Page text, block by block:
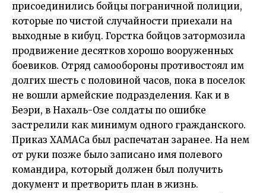
присоединились бойцы пограничной полиции,
которые по чистой случайности приехали на
выходные в кибуц. Горстка бойцов затормозила
продвижение десятков хорошо вооруженных
боевиков. Отряд самообороны противостоял им
долгих шесть с половиной часов, пока в поселок
не вошли армейские подразделения. Как и в
Беэри, в Нахаль-Озе солдаты по ошибке
застрелили как минимум одного гражданского.
Приказ ХАМАСа был распечатан заранее. На нем
от руки позже было записано имя полевого
командира, который должен был получить
документ и претворить план в жизнь.